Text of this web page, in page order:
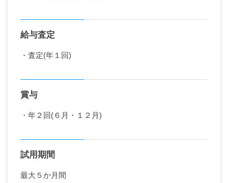
給与査定
・査定(年１回)
賞与
・年２回(６月・１２月)
試用期間
最大５か月間